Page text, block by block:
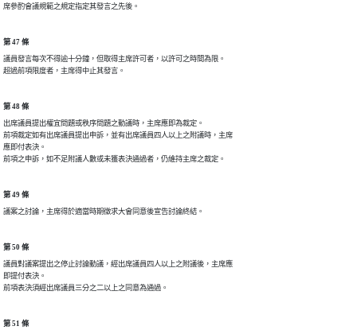
席參酌會議規範之規定指定其發言之先後。
第 47 條
議員發言每次不得逾十分鐘，但取得主席許可者，以許可之時間為限。
超過前項限度者，主席得中止其發言。
第 48 條
出席議員提出權宜問題或秩序問題之動議時，主席應即為裁定。
前項裁定如有出席議員提出申訴，並有出席議員四人以上之附議時，主席
應即付表決。
前項之申訴，如不足附議人數或未獲表決通過者，仍維持主席之裁定。
第 49 條
議案之討論，主席得於適當時期徵求大會同意後宣告討論終結。
第 50 條
議員對議案提出之停止討論動議，經出席議員四人以上之附議後，主席應
即提付表決。
前項表決須經出席議員三分之二以上之同意為通過。
第 51 條